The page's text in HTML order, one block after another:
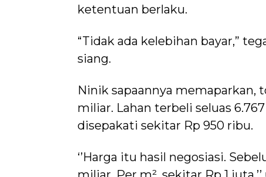
ketentuan berlaku.
“Tidak ada kelebihan bayar,”
siang.
Ninik sapaannya memaparkan,
miliar. Lahan terbeli seluas
disepakati sekitar Rp 950 ribu.
‘’Harga itu hasil negosiasi.